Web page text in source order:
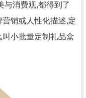
消费观,都得到了
销或人性化描述,定
小批量定制礼品盒